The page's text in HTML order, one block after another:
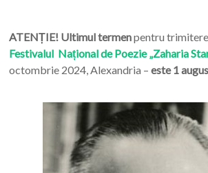
ATENȚIE! Ultimul termenpentru
Festivalul Național de Poezie „Zaharia
octombrie 2024, Alexandria – este 1